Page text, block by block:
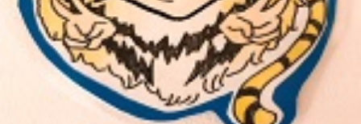
東急東横線日吉駅より東急バス「綱島駅」行き約20分 明治製菓研究
所前下車徒歩約3分
WEB予約する
電話予約する045-489-3808